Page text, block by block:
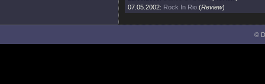
07.05.2002: Rock In Rio (Review)
©